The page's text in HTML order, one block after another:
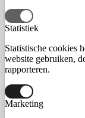
Statistiek
Statistische cookies
website gebruiken,
rapporteren.
Marketing